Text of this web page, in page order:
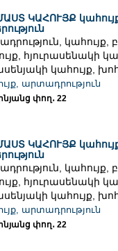
ԿԱՀՈՒՅՔ
կահույք,
հյուրասենակի
կահույք,
արտադրություն
փող․ 22
ԿԱՀՈՒՅՔ
կահույք,
հյուրասենակի
կահույք,
արտադրություն
փող․ 22